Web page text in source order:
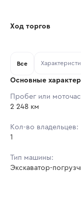
Тип аукциона:
Шаг торгов:
Кол-во ставок:
Ход торгов
Все
Основные
Пробег или
2 248 км
Кол-во владельцев:
1
Тип машины:
Экскаватор-